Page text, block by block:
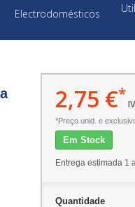
Electrodomésticos
2,75 €*
*Preço unid. e
Em Stock
Entrega estimada 1
Quantidade